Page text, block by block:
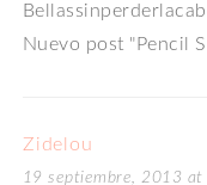
Nuevo post "Pencil
Zidelou
19 septiembre, 2013 at